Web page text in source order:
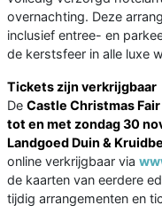
overnachting. Deze
inclusief entree- en
de kerstsfeer in alle luxe
Tickets zijn verkrijgbaar
De Castle Christmas
tot en met zondag 30
Landgoed Duin &
online verkrijgbaar via
de kaarten van eerdere
tijdig arrangementen en